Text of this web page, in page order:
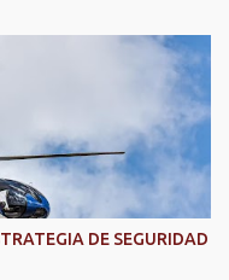
DE SEGURIDAD